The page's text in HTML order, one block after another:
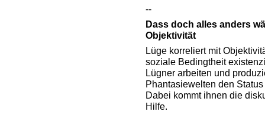
--
Dass doch alles anders
Objektivität
Lüge korreliert mit
soziale Bedingtheit
Lügner arbeiten und
Phantasiewelten den
Dabei kommt ihnen die
Hilfe.